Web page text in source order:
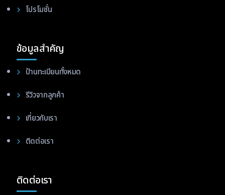
โปรโมชั่น
ข้อมูลสำคัญ
ป้านทะเบียนทั้งหมด
รีวิวจากลูกค้า
เกี่ยวกับเรา
ติดต่อเรา
ติดต่อเรา